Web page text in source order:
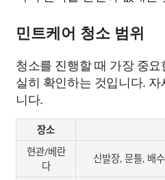
민트케어 청소 범위
청소를 진행할 때 가장 중
실히 확인하는 것입니다.
니다.
장소
현관/베란
다
신발장, 문틀, 배